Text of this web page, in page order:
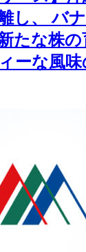
し、 バ
たな株の
ーな風